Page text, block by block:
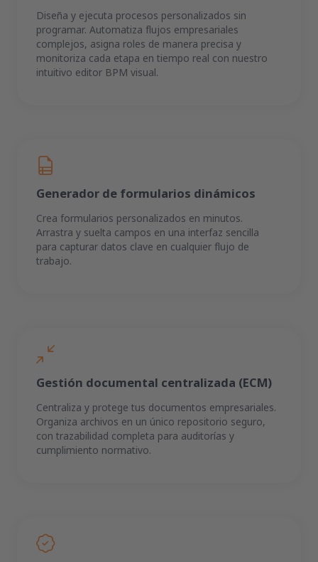
Diseña y ejecuta procesos personalizados sin
programar. Automatiza flujos empresariales
complejos, asigna roles de manera precisa y
monitoriza cada etapa en tiempo real con nuestro
intuitivo editor BPM visual.
Generador de formularios dinámicos
Crea formularios personalizados en minutos.
Arrastra y suelta campos en una interfaz sencilla
para capturar datos clave en cualquier flujo de
trabajo.
Gestión documental centralizada (ECM)
Centraliza y protege tus documentos empresariales.
Organiza archivos en un único repositorio seguro,
con trazabilidad completa para auditorías y
cumplimiento normativo.